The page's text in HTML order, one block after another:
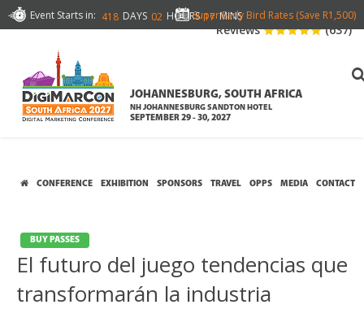
Event Starts in: 418 DAYS 02 HOURS 17 MINS
Super Early Bird Rates (Save R1,500)
JOHANNESBURG, SOUTH AFRICA
NH JOHANNESBURG SANDTON HOTEL
SEPTEMBER 29 - 30, 2027
Reviews (637)
CONFERENCE EXHIBITION SPONSORS TRAVEL OPPS MEDIA CONTACT
BUY PASSES
El futuro del juego tendencias que
transformarán la industria